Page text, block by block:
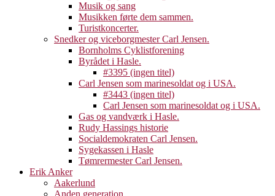
Musik og sang
Musikken førte dem sammen.
Turistkoncerter.
Snedker og viceborgmester Carl Jensen.
Bornholms Cyklistforening
Byrådet i Hasle.
#3395 (ingen titel)
Carl Jensen som marinesoldat og i USA.
#3443 (ingen titel)
Carl Jensen som marinesoldat og i USA.
Gas og vandværk i Hasle.
Rudy Hassings historie
Socialdemokraten Carl Jensen.
Sygekassen i Hasle
Tømrermester Carl Jensen.
Erik Anker
Aakerlund